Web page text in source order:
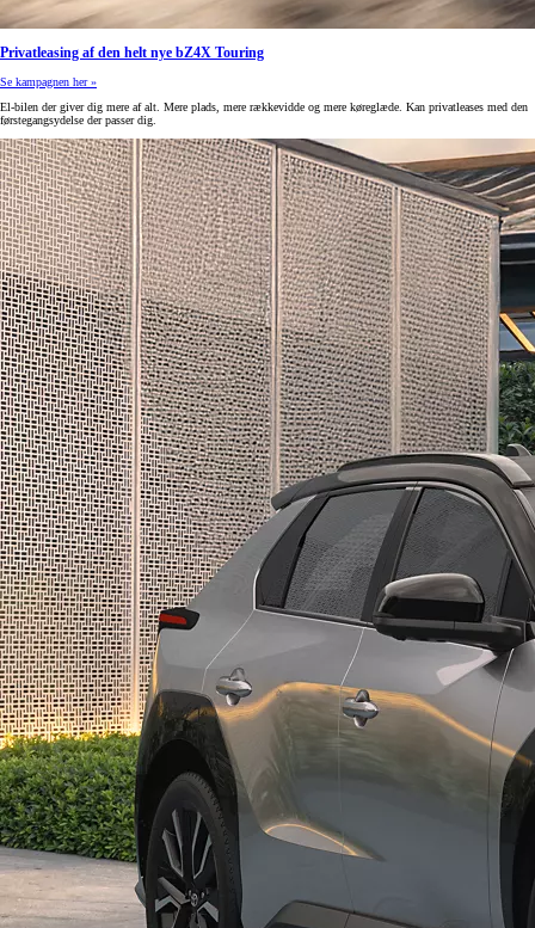
Privatleasing af den helt nye bZ4X Touring
Se kampagnen her »
El-bilen der giver dig mere af alt. Mere plads, mere rækkevidde og mere køreglæde. Kan privatleases med den
førstegangsydelse der passer dig.